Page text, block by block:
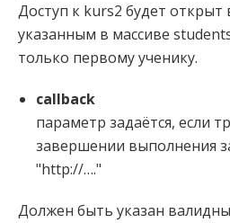
Доступ к kurs2 будет
указанным в массиве
только первому ученику.
callback
параметр задаётся, если
завершении выполнения
"http://…."
Должен быть указан